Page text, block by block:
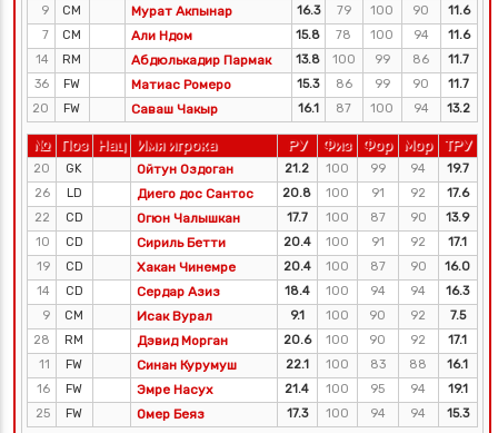
9
CM Мурат Акпынар 16.3 79 100 90
11.6
7
CM Али Ндом 15.8 78 100 94
11.6
14
RM Абдюлькадир Пармак 13.8 100 99 86
11.7
36
FW Матиас Ромеро 15.3 86 99 90
11.7
20
FW Саваш Чакыр 16.1 87 100 94 13.2
№ Поз Нац Имя игрока РУ Физ Фор Мор ТРУ
20 GK Ойтун Оздоган 21.2 100 99 94
19.7
26
LD Диего дос Сантос 20.8 100 91 92
17.6
22
CD Огюн Чалышкан 17.7 100 87 90
13.9
10
CD Сириль Бетти 20.4 100 91 92
17.1
19
CD Хакан Чинемре 20.4 100 87 90
16.0
14
CD Сердар Азиз 18.4 100 94 94
16.3
9
CM Исак Вурал 9.1 100 90 92
7.5
28
RM Дэвид Морган 20.6 100 90 92
17.1
11
FW Синан Курумуш 22.1 100 83 88
16.1
16
FW Эмре Насух 21.4 100 95 94
19.1
25
FW Омер Беяз 17.3 100 94 94 15.3